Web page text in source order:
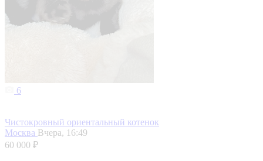
6
Чистокровный ориентальный котенок
Москва Вчера, 16:49
60 000 ₽